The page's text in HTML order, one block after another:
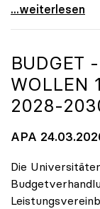
uniko zu
...weiterlesen
BUDGET
WOLLEN
2028-
APA
Die